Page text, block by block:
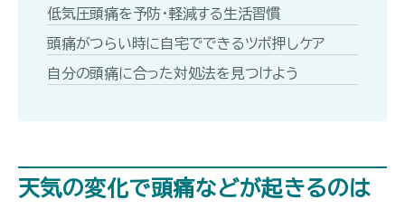
低気圧頭痛を予防・軽減する生活習慣
頭痛がつらい時に自宅でできるツボ押しケア
自分の頭痛に合った対処法を見つけよう
天気の変化で頭痛などが起きるのは